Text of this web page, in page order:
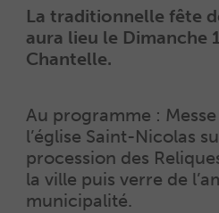
La traditionnelle fête
aura lieu le Dimanche
Chantelle.
Au programme :
l’église Saint-Nicolas
procession des
la ville puis verre de
municipalité.